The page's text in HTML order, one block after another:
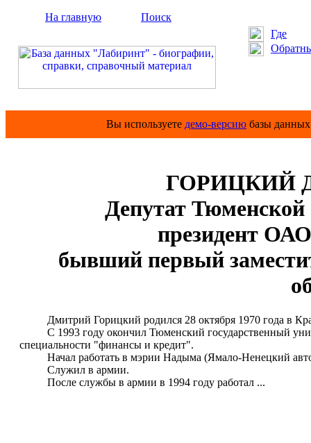
На главную
Поиск
Где
Вы используете демо-версию базы
ГОРИЦКИЙ
Депутат
президент
бывший первый
Дмитрий Горицкий родился 28 октября 1970 года в
С 1993 году окончил Тюменский государственный
специальности "финансы и кредит".
Начал работать в мэрии Надыма (Ямало-Ненецкий
Служил в армии.
После службы в армии в 1994 году работал ...